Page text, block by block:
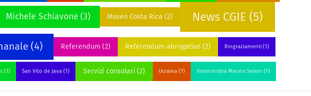
Michele Schiavone (3) Museo Costa Rica (2) News CGIE (5)
(4) Referendum (2) Referendum abrogativo (2) Ringraziamenti (1)
(1) San Vito de Java (1) Servizi consolari (2) Ucraina (1) Viceministra Marina Sereni (1)